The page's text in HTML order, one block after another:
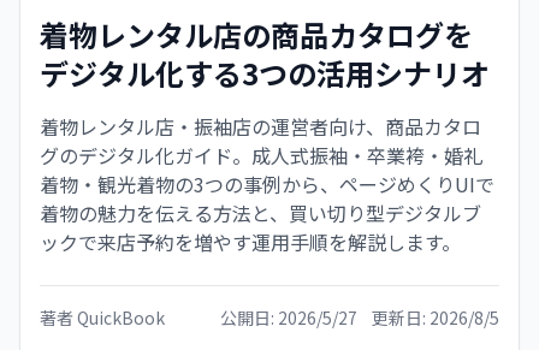
着物レンタル店の商品カタログを
デジタル化する3つの活用シナリオ
着物レンタル店・振袖店の運営者向け、商品カタロ
グのデジタル化ガイド。成人式振袖・卒業袴・婚礼
着物・観光着物の3つの事例から、ページめくりUIで
着物の魅力を伝える方法と、買い切り型デジタルブ
ックで来店予約を増やす運用手順を解説します。
著者QuickBook 公開日: 2026/5/27 更新日: 2026/8/5